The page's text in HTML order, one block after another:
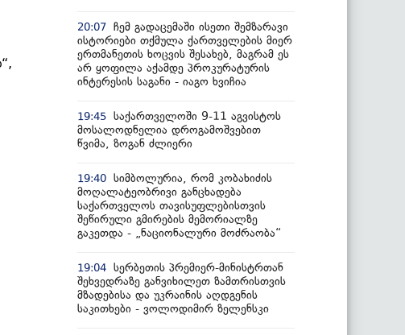
20:07 ჩემ გადაცემაში ისეთი შემზარავი
ისტორიები თქმულა ქართველების მიერ
ერთმანეთის ხოცვის შესახებ, მაგრამ ეს
არ ყოფილა აქამდე პროკურატურის
ინტერესის საგანი - იაგო ხვიჩია
19:45 საქართველოში 9-11 აგვისტოს
მოსალოდნელია დროგამოშვებით
წვიმა, ზოგან ძლიერი
19:40 სიმბოლურია, რომ კობახიძის
მოღალატეობრივი განცხადება
საქართველოს თავისუფლებისთვის
შეწირული გმირების მემორიალზე
გაკეთდა - „ნაციონალური მოძრაობა“
19:04 სერბეთის პრემიერ-მინისტრთან
შეხვედრაზე განვიხილეთ ზამთრისთვის
მზადებისა და უკრაინის აღდგენის
საკითხები - ვოლოდიმირ ზელენსკი